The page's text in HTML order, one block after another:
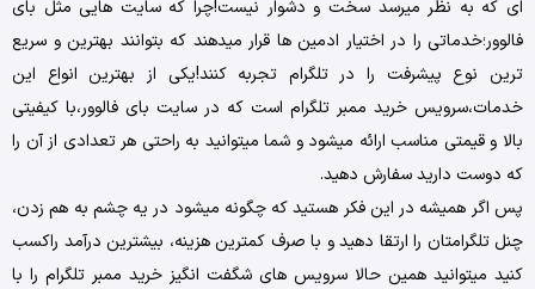
ای که به نظر میرسد سخت و دشوار نیست!چرا که سایت هایی مثل بای
فالوور؛خدماتی را در اختیار ادمین ها قرار میدهند که بتوانند بهترین و سریع
ترین نوع پیشرفت را در تلگرام تجربه کنند!یکی از بهترین انواع این
خدمات،سرویس خرید ممبر تلگرام است که در سایت بای فالوور،با کیفیتی
بالا و قیمتی مناسب ارائه میشود و شما میتوانید به راحتی هر تعدادی از آن را
که دوست دارید سفارش دهید.
پس اگر همیشه در این فکر هستید که چگونه میشود در یه چشم به هم زدن،
چنل تلگرامتان را ارتقا دهید و با صرف کمترین هزینه، بیشترین درآمد راکسب
کنید میتوانید همین حالا سرویس های شگفت انگیز خرید ممبر تلگرام را با